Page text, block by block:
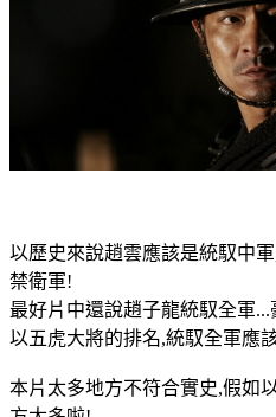
以歷史來說趙雲應該是統馭中
禁衛軍!
最好片中還說趙子龍統馭全軍...
以五虎大將的排名,統馭全軍應
本片太多地方不符合實史,假如